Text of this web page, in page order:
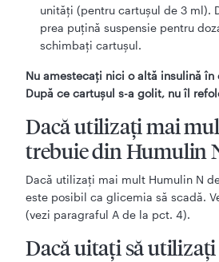
unităţi (pentru cartuşul de 3 ml).
prea puţină suspensie pentru
schimbaţi cartuşul.
Nu amestecaţi nici o altă insulină în
După ce cartuşul s-a golit, nu îl
Dacă utilizaţi mai
trebuie din Humulin
Dacă utilizaţi mai mult Humulin N
este posibil ca glicemia să scadă.
(vezi paragraful A de la pct. 4).
Dacă uitaţi să